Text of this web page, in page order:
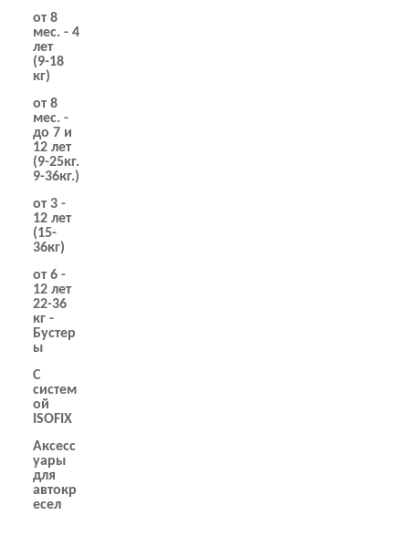
от 8
мес. - 4
лет
(9-18
кг)
от 8
мес. -
до 7 и
12 лет
(9-25кг.
9-36кг.)
от 3 -
12 лет
(15-
36кг)
от 6 -
12 лет
22-36
кг -
Бустер
ы
С
систем
ой
ISOFIX
Аксесс
уары
для
автокр
есел